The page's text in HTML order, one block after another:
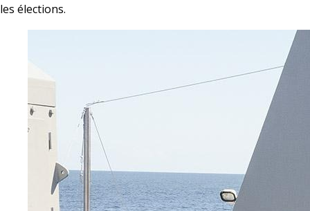
les élections.